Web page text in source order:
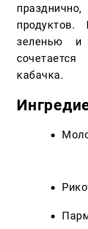
зеленью и
кабачка.